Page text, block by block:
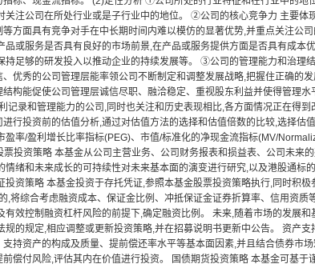
关注公司在所处行业或是子行业中的地位。 ②公司的核心竞争力 主要体
方面具有竞争对手在中长期时间内难以模仿的显著优势,并重点关注公
或服务是否具有良好的市场前景,在产品或服务提供方面是否具有成本
持足够的研发投入以推动企业的持续发展等。 ③公司的管理能力和治理
优秀的公司管理层能率领公司不断制定和调整发展战略,把握住正确的
构能促使公司管理层诚信尽职、融洽稳定、重视股东利益并使得管理
录和管理能力的公司,同时也关注和历史表现相比,各方面情况正在得到
行投资前的估值分析,通过对估值方法的选择和估值倍数的比较,选择估
率/盈利增长比率指标(PEG)、市值/标准化的净现金流指标(MV/
投资策略 本基金从公司主营业务、公司财务报表和损益表、公司未来
绪和未来成长的可持续性对未来基本面的演变进行研究,以及港股通标
资策略 本基金投资于存托凭证,参照本基金股票投资策略执行,同时积极
,将综合考虑融资成本、保证金比例、冲抵保证金证券折算率、信用资质
效控制融资杠杆风险的前提下,确定融资比例。 未来,随着市场的发展
的规定,相应调整或更新投资策略,并在招募说明书更新中公告。 资产
持资产的构成及质量、提前偿还率水平等基本面因素,并且结合债券市
偿付风险,评估其内在价值进行投资。 国债期货投资策略 本基金可基于